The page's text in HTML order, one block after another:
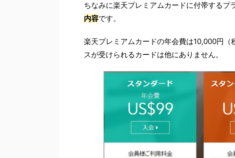
ちなみに楽天プレミアムカードに付帯するプ
内容です。
楽天プレミアムカードの年会費は10,000円
スが受けられるカードは他にありません。